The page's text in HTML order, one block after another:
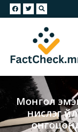
Монгол
нислэг